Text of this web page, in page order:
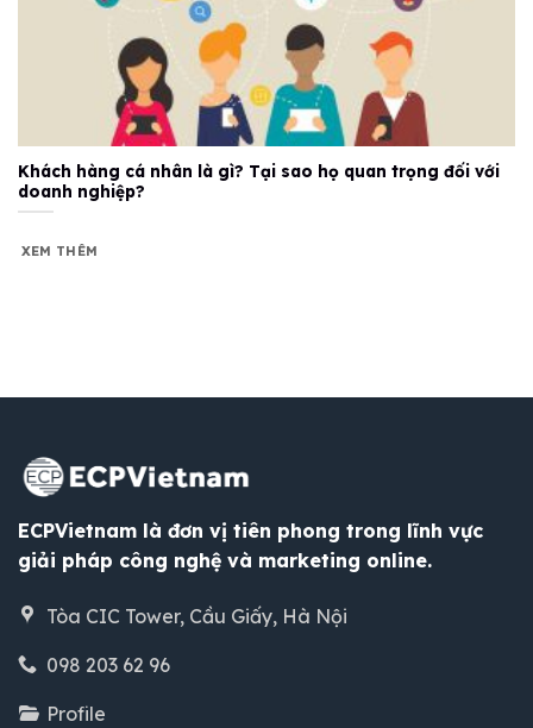
Khách hàng cá nhân là gì? Tại sao họ quan trọng đối với
doanh nghiệp?
XEM THÊM
ECPVietnam là đơn vị tiên phong trong lĩnh vực
giải pháp công nghệ và marketing online.
Tòa CIC Tower, Cầu Giấy, Hà Nội
098 203 62 96
Profile